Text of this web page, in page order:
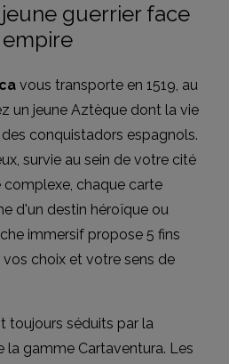
guerrier face
vous transporte en 1519, au
un jeune Aztèque dont la vie
conquistadors espagnols.
survie au sein de votre cité
chaque carte
d'un destin héroïque ou
immersif propose 5 fins
vos choix et votre sens de
toujours séduits par la
la gamme Cartaventura. Les